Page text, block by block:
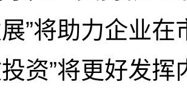
”将助力企业在
资”将更好发挥